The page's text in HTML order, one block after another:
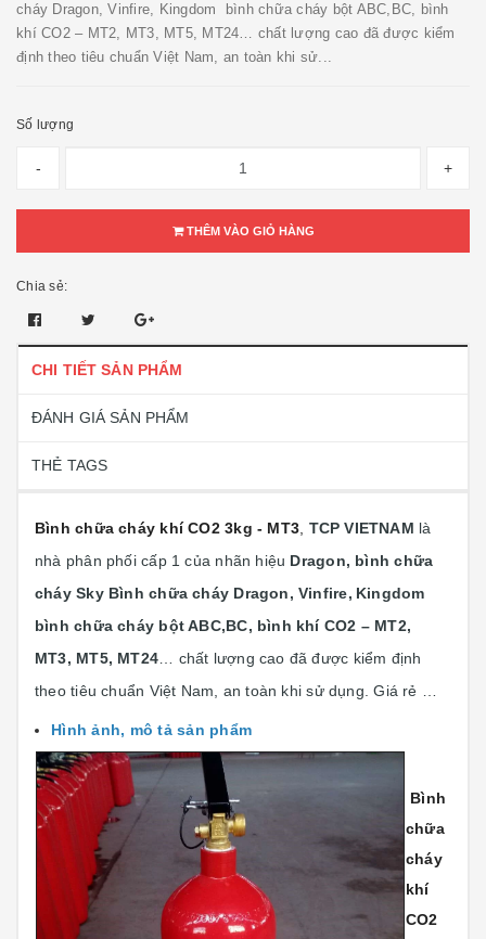
cháy Dragon, Vinfire, Kingdom bình chữa cháy bột ABC,BC, bình
khí CO2 – MT2, MT3, MT5, MT24… chất lượng cao đã được kiểm
định theo tiêu chuẩn Việt Nam, an toàn khi sử...
Số lượng
- +
THÊM VÀO GIỎ HÀNG
Chia sẻ:
CHI TIẾT SẢN PHẨM
ĐÁNH GIÁ SẢN PHẨM
THẺ TAGS
Bình chữa cháy khí CO2 3kg - MT3 TCP VIETNAM là
nhà phân phối cấp 1 của nhãn hiệu Dragon, bình chữa
cháy Sky Bình chữa cháy Dragon, Vinfire, Kingdom
bình chữa cháy bột ABC,BC, bình khí CO2 – MT2,
MT3, MT5, MT24 … chất lượng cao đã được kiểm định
theo tiêu chuẩn Việt Nam, an toàn khi sử dụng. Giá rẻ …
Hình ảnh, mô tả sản phẩm
Bình
chữa
cháy
khí
CO2